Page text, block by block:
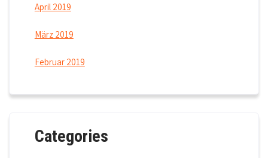
April 2019
März 2019
Februar 2019
Categories